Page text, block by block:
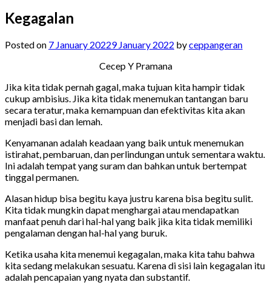
Kegagalan
Posted on 7 January 20229 January 2022 byceppangeran
Cecep Y Pramana
Jika kita tidak pernah gagal, maka tujuan kita hampir tidak
cukup ambisius. Jika kita tidak menemukan tantangan baru
secara teratur, maka kemampuan dan efektivitas kita akan
menjadi basi dan lemah.
Kenyamanan adalah keadaan yang baik untuk menemukan
istirahat, pembaruan, dan perlindungan untuk sementara waktu.
Ini adalah tempat yang suram dan bahkan untuk bertempat
tinggal permanen.
Alasan hidup bisa begitu kaya justru karena bisa begitu sulit.
Kita tidak mungkin dapat menghargai atau mendapatkan
manfaat penuh dari hal-hal yang baik jika kita tidak memiliki
pengalaman dengan hal-hal yang buruk.
Ketika usaha kita menemui kegagalan, maka kita tahu bahwa
kita sedang melakukan sesuatu. Karena di sisi lain kegagalan itu
adalah pencapaian yang nyata dan substantif.